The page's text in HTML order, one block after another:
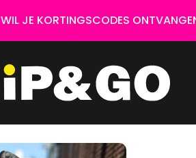
WIL JE KORTINGSCODES